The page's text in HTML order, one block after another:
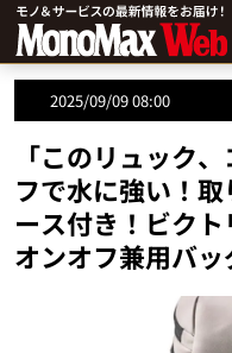
2025/09/09 08:00
「このリュック
フで水に強い！
ース付き！ビクト
オンオフ兼用バッ